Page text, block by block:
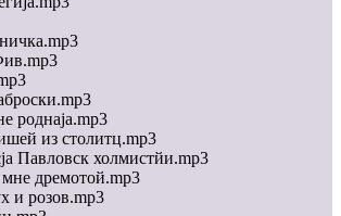
роднаjа.mp3
из столитц.mp3
Павловск холмистйи.mp3
дремотой.mp3
и розов.mp3